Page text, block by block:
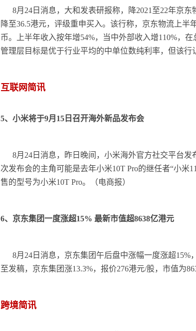
8月24日消息，大和发表研报称，降2021至22年京
降至36.5港元，评级重申买入。该行称，京东物流上
币。上半年收入按年增54%，当中外部收入增110%，
管理层目标是优于行业平均的中单位数纯利率，但该行
互联网简讯
5、小米将于9月15日召开海外新品发布会
8月24日消息，昨日晚间，小米海外官方社交平台
次发布会的主角可能是去年小米10T Pro的继任者“小米
售的型号为小米10T Pro。（电商报）
6、京东集团一度涨超15% 最新市值超8638亿港元
8月24日消息，京东集团午后盘中涨幅一度涨超
至发稿，京东集团涨13.3%，报价276港元/股，市值为
跨境简讯